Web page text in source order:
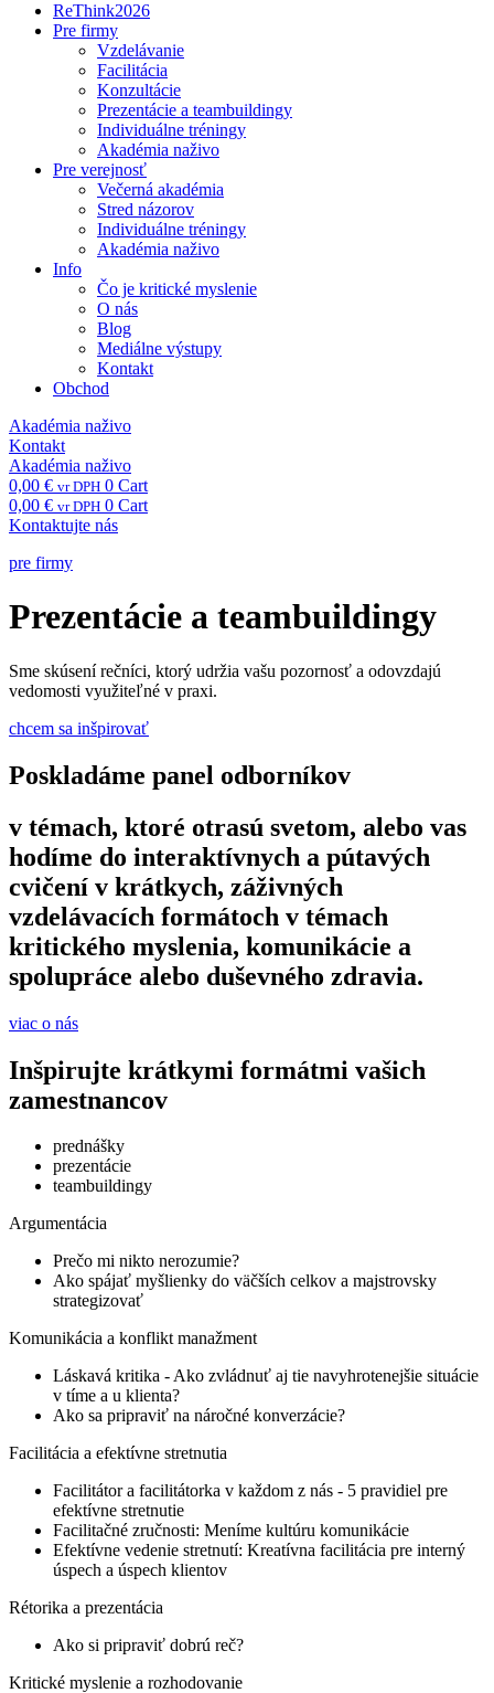
ReThink2026
Pre firmy
Vzdelávanie
Facilitácia
Konzultácie
Prezentácie a teambuildingy
Individuálne tréningy
Akadémia naživo
Pre verejnosť
Večerná akadémia
Stred názorov
Individuálne tréningy
Akadémia naživo
Info
Čo je kritické myslenie
O nás
Blog
Mediálne výstupy
Kontakt
Obchod
Akadémia naživo
Kontakt
Akadémia naživo
0,00 € vr DPH 0 Cart
0,00 € vr DPH 0 Cart
Kontaktujte nás
pre firmy
Prezentácie a teambuildingy
Sme skúsení rečníci, ktorý udržia vašu pozornosť a odovzdajú
vedomosti využiteľné v praxi.
chcem sa inšpirovať
Poskladáme panel odborníkov
v témach, ktoré otrasú svetom, alebo vas
hodíme do interaktívnych a pútavých
cvičení v krátkych, záživných
vzdelávacích formátoch v témach
kritického myslenia, komunikácie a
spolupráce alebo duševného zdravia.
viac o nás
Inšpirujte krátkymi formátmi vašich
zamestnancov
prednášky
prezentácie
teambuildingy
Argumentácia
Prečo mi nikto nerozumie?
Ako spájať myšlienky do väčších celkov a majstrovsky
strategizovať
Komunikácia a konflikt manažment
Láskavá kritika - Ako zvládnuť aj tie navyhrotenejšie situácie
v tíme a u klienta?
Ako sa pripraviť na náročné konverzácie?
Facilitácia a efektívne stretnutia
Facilitátor a facilitátorka v každom z nás - 5 pravidiel pre
efektívne stretnutie
Facilitačné zručnosti: Meníme kultúru komunikácie
Efektívne vedenie stretnutí: Kreatívna facilitácia pre interný
úspech a úspech klientov
Rétorika a prezentácia
Ako si pripraviť dobrú reč?
Kritické myslenie a rozhodovanie